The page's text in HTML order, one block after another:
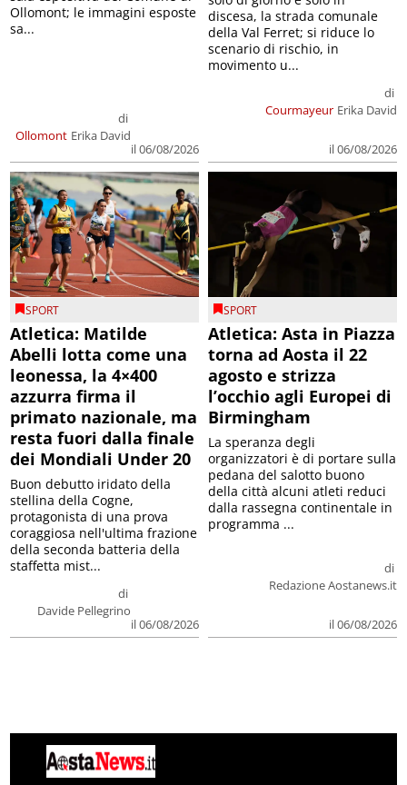
Ollomont
di
Erika David
il 06/08/2026
Ollomont; le immagini esposte
sa...
Courmayeur
di
Erika David
il 06/08/2026
discesa, la strada comunale
della Val Ferret; si riduce lo
scenario di rischio, in
movimento u...
SPORT
Atletica: Matilde
Abelli lotta come una
leonessa, la 4×400
azzurra firma il
primato nazionale, ma
resta fuori dalla finale
dei Mondiali Under 20
di
Davide Pellegrino
il 06/08/2026
Buon debutto iridato della
stellina della Cogne,
protagonista di una prova
coraggiosa nell'ultima frazione
della seconda batteria della
staffetta mist...
SPORT
Atletica: Asta in Piazza
torna ad Aosta il 22
agosto e strizza
l’occhio agli Europei di
Birmingham
di
Redazione Aostanews.it
il 06/08/2026
La speranza degli
organizzatori è di portare sulla
pedana del salotto buono
della città alcuni atleti reduci
dalla rassegna continentale in
programma ...